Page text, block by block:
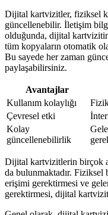
Dijital kartvizitler, fiziksel
güncellenebilir. İletişim
olduğunda, dijital
tüm kopyaların otomatik
Bu sayede her zaman
paylaşabilirsiniz.
Avantajlar
Kullanım kolaylığı
Çevresel etki
Kolay
güncellenebilirlik
Dijital kartvizitlerin birçok
da bulunmaktadır.
erişimi gerektirmesi ve
gerektirmesi, dijital